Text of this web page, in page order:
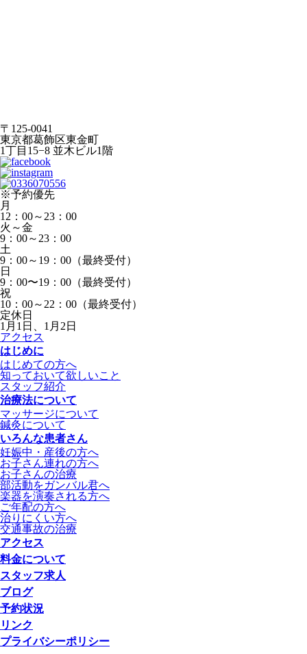
〒125-0041
東京都葛飾区東金町
1丁目15−8 並木ビル1階
※予約優先
月
12：00～23：00
火～金
9：00～23：00
土
9：00～19：00（最終受付）
日
9：00〜19：00（最終受付）
祝
10：00～22：00（最終受付）
定休日
1月1日、1月2日
アクセス
はじめに
はじめての方へ
知っておいて欲しいこと
スタッフ紹介
治療法について
マッサージについて
鍼灸について
いろんな患者さん
妊娠中・産後の方へ
お子さん連れの方へ
お子さんの治療
部活動をガンバル君へ
楽器を演奏される方へ
ご年配の方へ
治りにくい方へ
交通事故の治療
アクセス
料金について
スタッフ求人
ブログ
予約状況
リンク
プライバシーポリシー